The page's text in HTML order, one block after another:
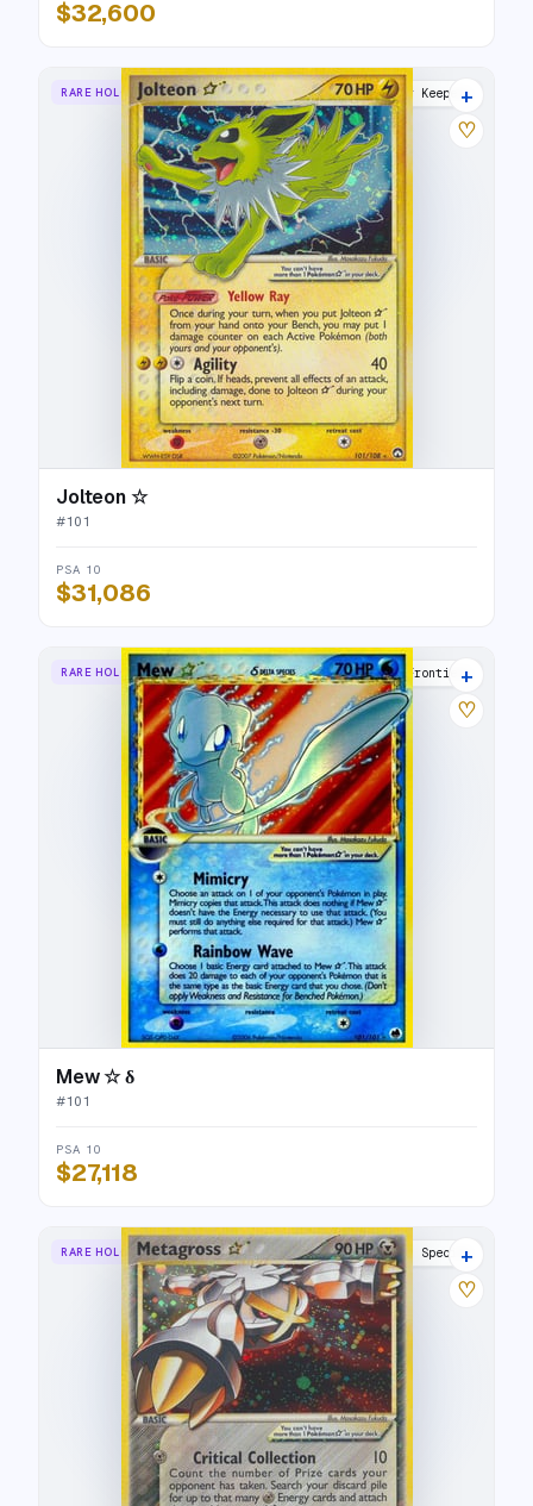
$32,600
RARE HOLO STAR Power Keepers
+
♡
Jolteon ☆
#101
PSA 10
$31,086
RARE HOLO STAR Dragon Frontiers
+
♡
Mew ☆ δ
#101
PSA 10
$27,118
RARE HOLO STAR Delta Species
+
♡